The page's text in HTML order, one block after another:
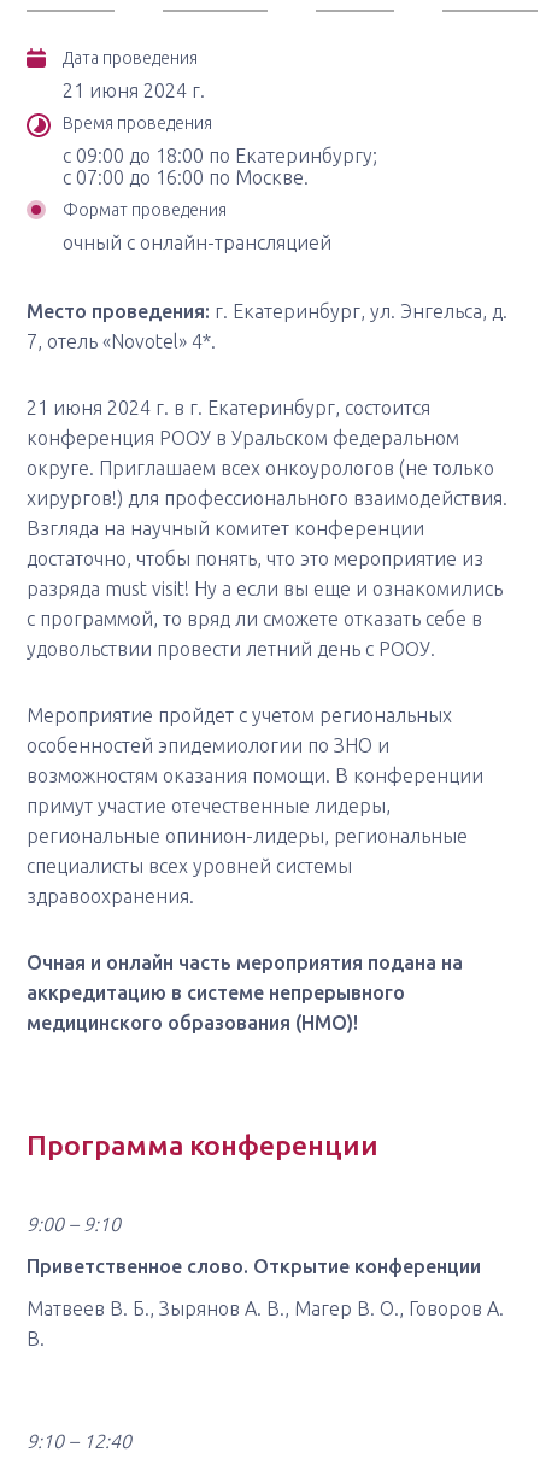
Дата проведения
21 июня 2024 г.
Время проведения
с 09:00 до 18:00 по Екатеринбургу;
с 07:00 до 16:00 по Москве.
Формат проведения
очный с онлайн-трансляцией
Место проведения: г. Екатеринбург, ул. Энгельса, д.
7, отель «Novotel» 4*.
21 июня 2024 г. в г. Екатеринбург, состоится
конференция РООУ в Уральском федеральном
округе. Приглашаем всех онкоурологов (не только
хирургов!) для профессионального взаимодействия.
Взгляда на научный комитет конференции
достаточно, чтобы понять, что это мероприятие из
разряда must visit! Ну а если вы еще и ознакомились
с программой, то вряд ли сможете отказать себе в
удовольствии провести летний день с РООУ.
Мероприятие пройдет с учетом региональных
особенностей эпидемиологии по ЗНО и
возможностям оказания помощи. В конференции
примут участие отечественные лидеры,
региональные опинион-лидеры, региональные
специалисты всех уровней системы
здравоохранения.
Очная и онлайн часть мероприятия подана на
аккредитацию в системе непрерывного
медицинского образования (НМО)!
Программа конференции
9:00 – 9:10
Приветственное слово. Открытие конференции
Матвеев В. Б., Зырянов А. В., Магер В. О., Говоров А.
В.
9:10 – 12:40